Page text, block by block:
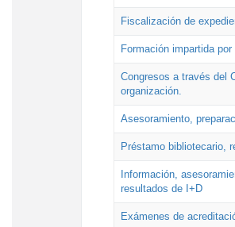
Fiscalización de
Formación impartida
Congresos a través del
organización.
Asesoramiento,
Préstamo bibliotecario,
Información,
resultados de I+D
Exámenes de